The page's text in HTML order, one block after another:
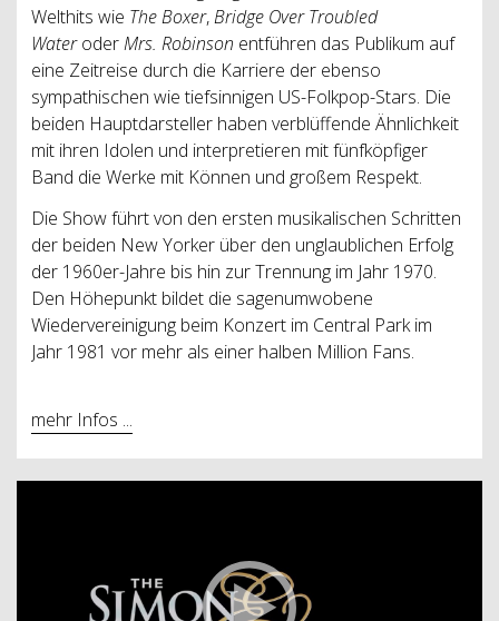
Welthits wie The Boxer,Bridge Over Troubled
WateroderMrs. Robinson entführen das Publikum auf
eine Zeitreise durch die Karriere der ebenso
sympathischen wie tiefsinnigen US-Folkpop-Stars. Die
beiden Hauptdarsteller haben verblüffende Ähnlichkeit
mit ihren Idolen und interpretieren mit fünfköpfiger
Band die Werke mit Können und großem Respekt.
Die Show führt von den ersten musikalischen Schritten
der beiden New Yorker über den unglaublichen Erfolg
der 1960er-Jahre bis hin zur Trennung im Jahr 1970.
Den Höhepunkt bildet die sagenumwobene
Wiedervereinigung beim Konzert im Central Park im
Jahr 1981 vor mehr als einer halben Million Fans.
mehr Infos ...